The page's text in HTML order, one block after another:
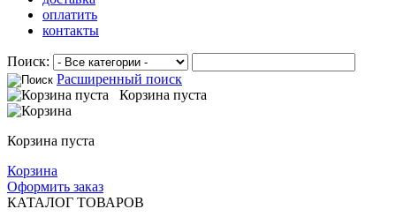
оплатить
контакты
Поиск:
Расширенный поиск
Корзина пуста
Корзина пуста
Корзина
Оформить заказ
КАТАЛОГ ТОВАРОВ